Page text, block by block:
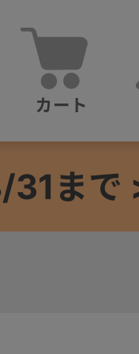
カート
31まで